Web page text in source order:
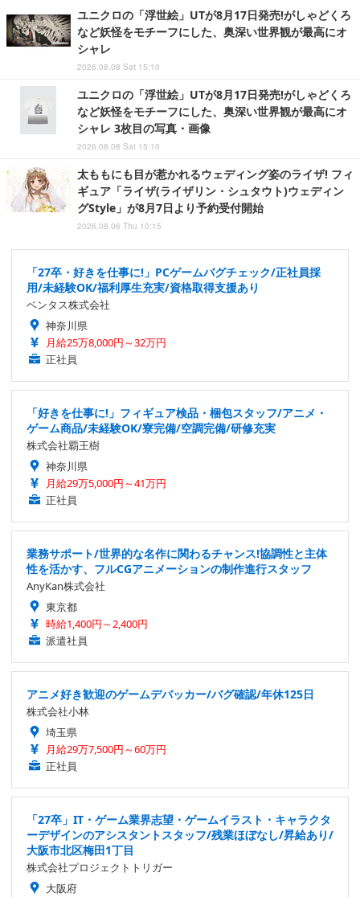
ユニクロの「浮世絵」UTが8月17日発売!がしゃどくろ
など妖怪をモチーフにした、奥深い世界観が最高にオ
シャレ
2026.08.08 Sat 15:10
ユニクロの「浮世絵」UTが8月17日発売!がしゃどくろ
など妖怪をモチーフにした、奥深い世界観が最高にオ
シャレ 3枚目の写真・画像
2026.08.08 Sat 15:10
太ももにも目が惹かれるウェディング姿のライザ! フィ
ギュア「ライザ(ライザリン・シュタウト)ウェディン
グStyle」が8月7日より予約受付開始
2026.08.06 Thu 10:15
「27卒・好きを仕事に!」PCゲームバグチェック/正社員採
用/未経験OK/福利厚生充実/資格取得支援あり
ベンタス株式会社
神奈川県
月給25万8,000円～32万円
正社員
「好きを仕事に!」フィギュア検品・梱包スタッフ/アニメ・
ゲーム商品/未経験OK/寮完備/空調完備/研修充実
株式会社覇王樹
神奈川県
月給29万5,000円～41万円
正社員
業務サポート/世界的な名作に関わるチャンス!協調性と主体
性を活かす、フルCGアニメーションの制作進行スタッフ
AnyKan株式会社
東京都
時給1,400円～2,400円
派遣社員
アニメ好き歓迎のゲームデバッカー/バグ確認/年休125日
株式会社小林
埼玉県
月給29万7,500円～60万円
正社員
「27卒」IT・ゲーム業界志望・ゲームイラスト・キャラクタ
ーデザインのアシスタントスタッフ/残業ほぼなし/昇給あり/
大阪市北区梅田1丁目
株式会社プロジェクトトリガー
大阪府